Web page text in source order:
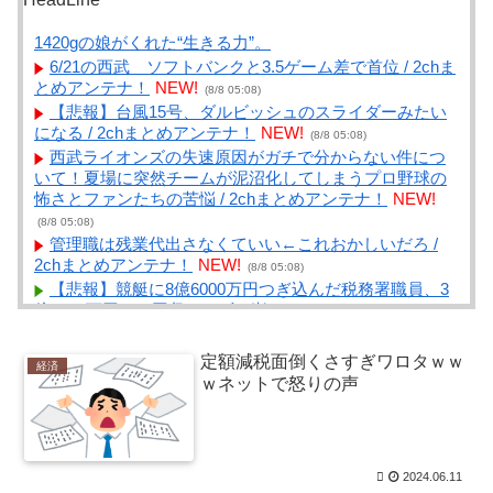
1420gの娘がくれた“生きる力”。
6/21の西武 ソフトバンクと3.5ゲーム差で首位 / 2chま
とめアンテナ！
NEW! (8/8 05:08)
【悲報】台風15号、ダルビッシュのスライダーみたい
になる / 2chまとめアンテナ！
NEW! (8/8 05:08)
西武ライオンズの失速原因がガチで分からない件につ
いて！夏場に突然チームが泥沼化してしまうプロ野球の
怖さとファンたちの苦悩 / 2chまとめアンテナ！
NEW!
(8/8 05:08)
管理職は残業代出さなくていい←これおかしいだろ /
2chまとめアンテナ！
NEW! (8/8 05:08)
【悲報】競艇に8億6000万円つぎ込んだ税務署職員、3
億3400万円しか回収できずに逝く / NEWまとめサイトア
今週末、娘が遂に嫁に行く / NEWまとめサイトアンテ
ナ！ NEW! (8/8 05:01)
【衝撃】京大病院で正常な脳組織を誤摘出された50代
女性、手足も動かせず自発呼吸もできない重篤状態に…
「意識はある」 / NEWまとめサイトアンテナ！
05:00)
腐敗仕切った韓国サッカー協会 外国人審判10人余に対
経済
定額減税面倒くさすぎワロタｗｗ
ｗネットで怒りの声
2024.06.11